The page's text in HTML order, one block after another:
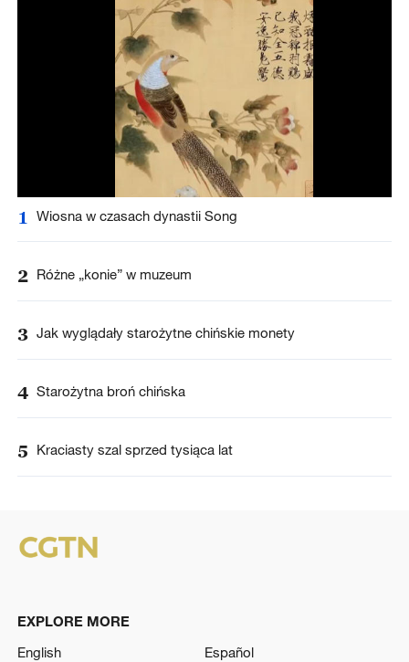
1 Wiosna w czasach dynastii Song
2 Różne „konie” w muzeum
3 Jak wyglądały starożytne chińskie monety
4 Starożytna broń chińska
5 Kraciasty szal sprzed tysiąca lat
EXPLORE MORE
English
Español